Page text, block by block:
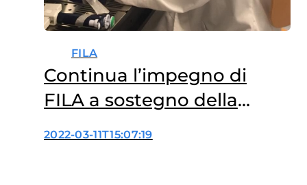
FILA
Continua l’impegno di
FILA a sostegno della
ricerca sui tumori
2022-03-11T15:07:19